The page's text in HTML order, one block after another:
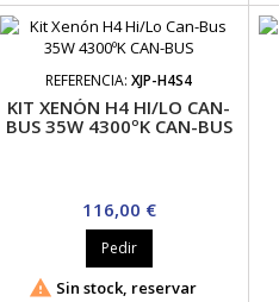
REFERENCIA:XJP-H4S4
KIT XENÓN H4 HI/LO CAN-
BUS 35W 4300ºK CAN-BUS
Precio
116,00 €
Pedir
 Sin stock, reservar